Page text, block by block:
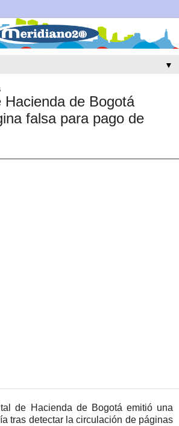
▼
de Bogotá
falsa para pago de
de Hacienda de Bogotá emitió una
tras detectar la circulación de páginas